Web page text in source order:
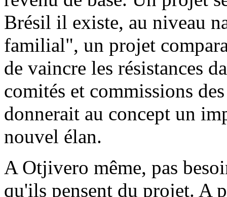
Brésil il existe, au niveau
familial", un projet
de vaincre les résistances
comités et commissions
donnerait au concept un
nouvel élan.
A Otjivero même, pas
qu'ils pensent du projet. A